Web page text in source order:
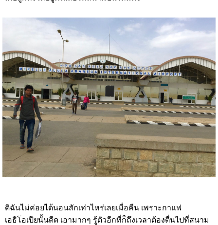
ดิฉันไม่ค่อยได้นอนสักเท่าไหร่เลยเมื่อคืน เพราะกาแฟ
เอธิโอเปียนั้นดีด เอามากๆ รู้ตัวอีกที่ก็ถึงเวลาต้องตื่นไปที่สนาม